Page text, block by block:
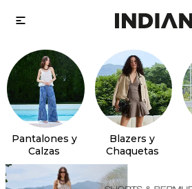

Pantalones y
Calzas
Blazers y
Chaquetas